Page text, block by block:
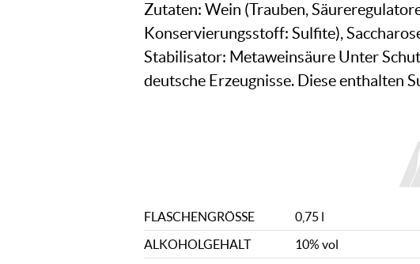
Zutaten: Wein (Trauben,
Konservierungsstoff: Sulfite),
Stabilisator: Metaweinsäure Unter
deutsche Erzeugnisse. Diese enthalten
FLASCHENGRÖSSE 0,75 l
ALKOHOLGEHALT
10% vol